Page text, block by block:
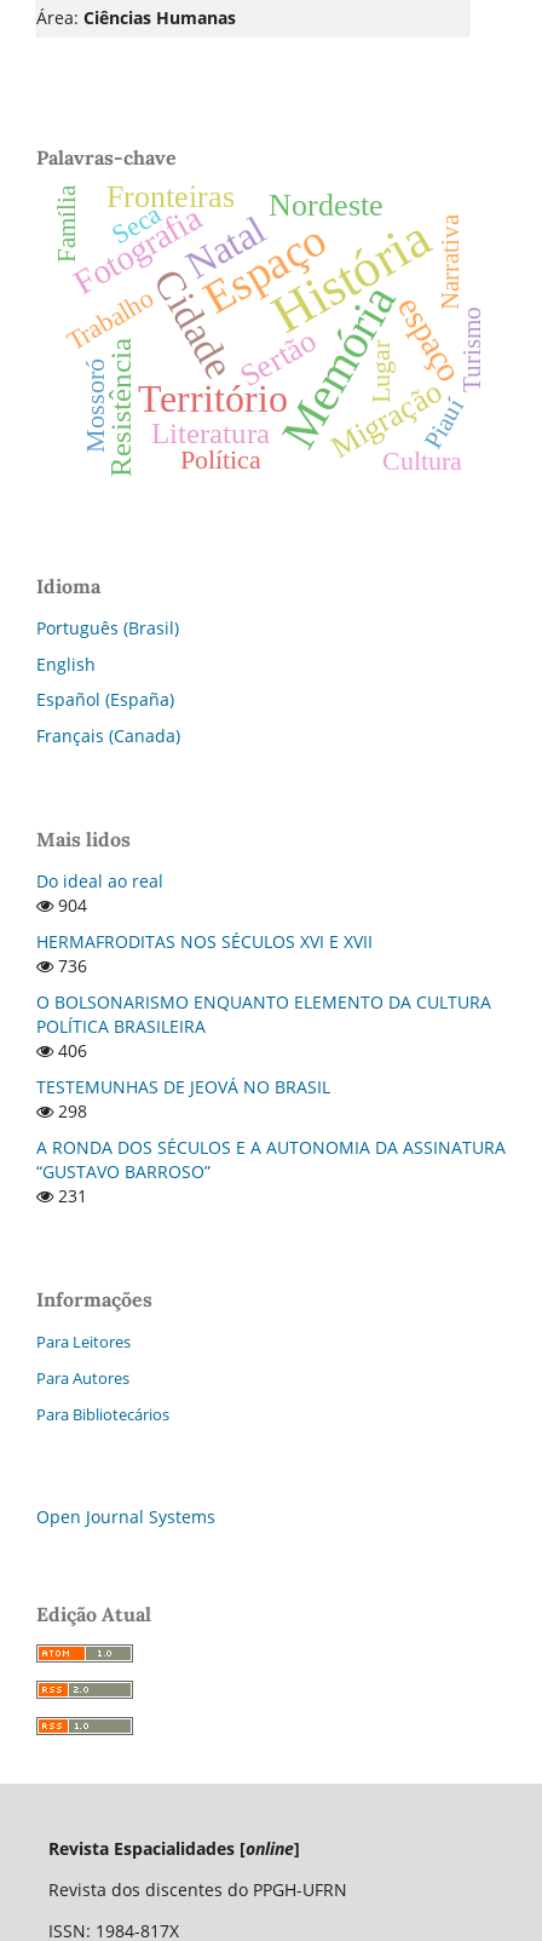
Área: Ciências Humanas
Palavras-chave
História
Memória
Espaço
Cidade
Território
Natal
Fotografia
espaço
Migração
Fronteiras
Sertão
Nordeste
Resistência Literatura
Trabalho
Seca
Política
Mossoró Lugar
Cultura
Narrativa
Piauí
Família
Turismo
Idioma
Português (Brasil)
English
Español (España)
Français (Canada)
Mais lidos
Do ideal ao real
904
HERMAFRODITAS NOS SÉCULOS XVI E XVII
736
O BOLSONARISMO ENQUANTO ELEMENTO DA CULTURA
POLÍTICA BRASILEIRA
406
TESTEMUNHAS DE JEOVÁ NO BRASIL
298
A RONDA DOS SÉCULOS E A AUTONOMIA DA ASSINATURA
“GUSTAVO BARROSO”
231
Informações
Para Leitores
Para Autores
Para Bibliotecários
Open Journal Systems
Edição Atual
Revista Espacialidades [online]
Revista dos discentes do PPGH-UFRN
ISSN: 1984-817X